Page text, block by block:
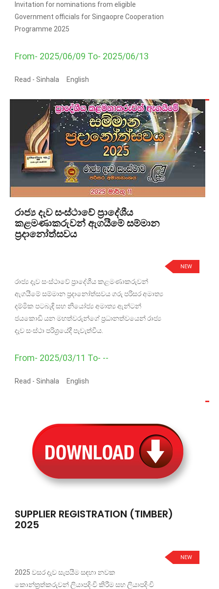
Invitation for nominations from eligible
Government officials for Singaopre Cooperation
Programme 2025
From- 2025/06/09 To- 2025/06/13
Read - Sinhala English
රාජ්‍ය දැව සංස්ථාවේ ප්‍රාදේශීය
කළමණාකරුවන් ඇගයීමේ සම්මාන
ප්‍රදානෝත්සවය
NEW
රාජ්‍ය දැව සංස්ථාවේ ප්‍රාදේශීය කළමණාකරුවන්
ඇගයීමේ සම්මාන ප්‍රදානෝත්සවය ගරු පරිසර අමාත්‍ය
දම්මික පටබැඳි සහ නියෝජ්‍ය අමාත්‍ය ඇන්ටන්
ජයකොඩි යන මහත්වරුන්ගේ ප්‍රධානත්වයෙන් රාජ්‍ය
දැව සංස්ථා පරිශ්‍රයේදී පැවැත්වීය.
From- 2025/03/11 To- --
Read - Sinhala English
SUPPLIER REGISTRATION (TIMBER)
2025
NEW
2025 වසර දැව සැපයීම සඳහා නවක
කොන්ත්‍රත්කරුවන් ලියාපදිංචි කිරීම සහ ලියාපදිංචි